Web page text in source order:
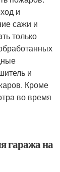
и
сажи и
только
и
Кроме
во время
гаража на